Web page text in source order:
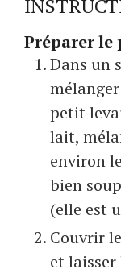
Préparer
Dans un
petit
lait,
environ
bien
(elle est
Couvrir
et